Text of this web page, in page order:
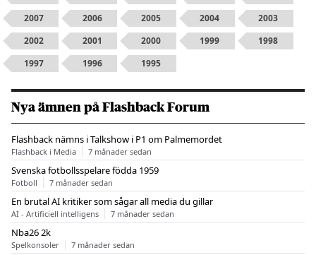
2007
2006 2005 2004
2003
2002
2001 2000 1999
1998
1997
1996 1995
Nya ämnen på Flashback Forum
Flashback nämns i Talkshow i P1 om Palmemordet
Flashback i Media 7 månader sedan
Svenska fotbollsspelare födda 1959
Fotboll 7 månader sedan
En brutal AI kritiker som sågar all media du gillar
AI - Artificiell intelligens 7 månader sedan
Nba26 2k
Spelkonsoler 7 månader sedan